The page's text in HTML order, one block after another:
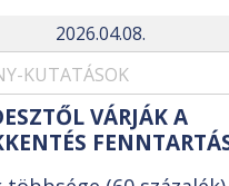
2026.04.08.
KUTATÁSOK
VÁRJÁK A